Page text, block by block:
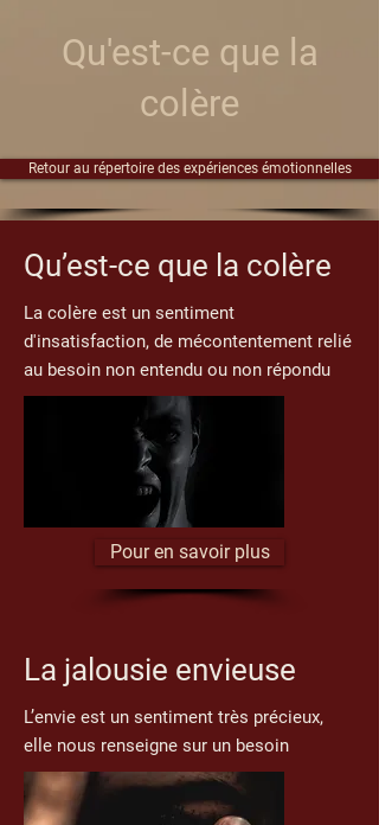
Qu'est-ce que la
colère
Retour au répertoire des expériences émotionnelles
Qu’est-ce que la colère
La colère est un sentiment
d'insatisfaction, de mécontentement relié
au besoin non entendu ou non répondu
Pour en savoir plus
La jalousie envieuse
L’envie est un sentiment très précieux,
elle nous renseigne sur un besoin